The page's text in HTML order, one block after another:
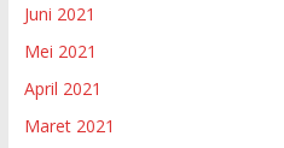
Juni 2021
Mei 2021
April 2021
Maret 2021